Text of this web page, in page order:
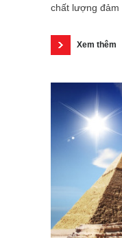
chất lượng đảm
Xem thêm